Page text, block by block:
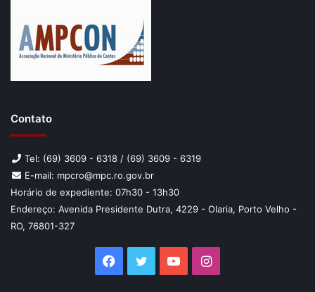
Contato
Tel: (69) 3609 - 6318 / (69) 3609 - 6319
E-mail: mpcro@mpc.ro.gov.br
Horário de expediente: 07h30 - 13h30
Endereço: Avenida Presidente Dutra, 4229 - Olaria, Porto Velho -
RO, 76801-327
Facebook
TwitterYouTubeInstagram